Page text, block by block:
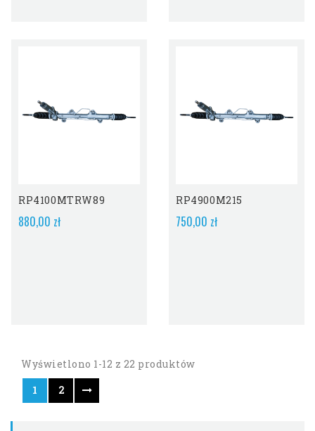
Stanie
RP4100MTRW89
880,00 zł
Stanie
RP4900M215
750,00 zł
Wyświetlono 1-12 z 22 produktów
1
2